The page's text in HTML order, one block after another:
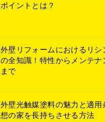
ポイントとは？
外壁リフォームにおけるリシ
の全知識！特性からメンテナ
まで
外壁光触媒塗料の魅力と適用
想の家を長持ちさせる方法